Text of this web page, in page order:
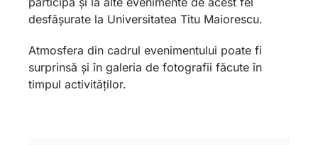
desfășurate la Universitatea Titu Maiorescu.
Atmosfera din cadrul evenimentului poate fi
surprinsă și în galeria de fotografii făcute în
timpul activităților.